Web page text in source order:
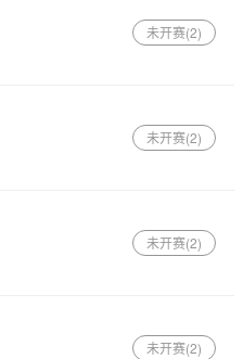
未开赛(2)
未开赛(2)
未开赛(2)
未开赛(2)